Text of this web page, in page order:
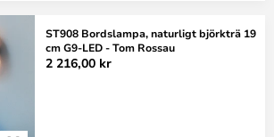
ST908 Bordslampa, naturligt björkträ 19
cm G9-LED - Tom Rossau
2 216,00 kr